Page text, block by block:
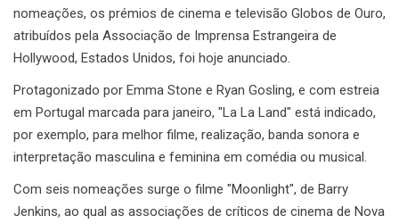
nomeações, os prémios de cinema e televisão Globos de Ouro,
atribuídos pela Associação de Imprensa Estrangeira de
Hollywood, Estados Unidos, foi hoje anunciado.
Protagonizado por Emma Stone e Ryan Gosling, e com estreia
em Portugal marcada para janeiro, "La La Land" está indicado,
por exemplo, para melhor filme, realização, banda sonora e
interpretação masculina e feminina em comédia ou musical.
Com seis nomeações surge o filme "Moonlight", de Barry
Jenkins, ao qual as associações de críticos de cinema de Nova